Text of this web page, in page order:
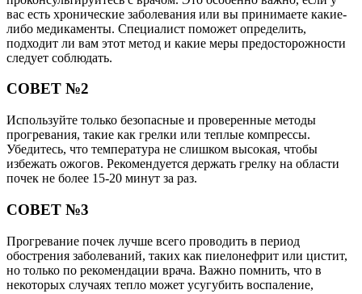
вас есть хронические заболевания или вы принимаете какие-
либо медикаменты. Специалист поможет определить,
подходит ли вам этот метод и какие меры предосторожности
следует соблюдать.
СОВЕТ №2
Используйте только безопасные и проверенные методы
прогревания, такие как грелки или теплые компрессы.
Убедитесь, что температура не слишком высокая, чтобы
избежать ожогов. Рекомендуется держать грелку на области
почек не более 15-20 минут за раз.
СОВЕТ №3
Прогревание почек лучше всего проводить в период
обострения заболеваний, таких как пиелонефрит или цистит,
но только по рекомендации врача. Важно помнить, что в
некоторых случаях тепло может усугубить воспаление,